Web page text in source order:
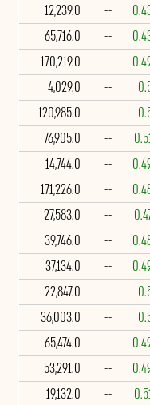
--
12,239.0
--
65,716.0
--
170,219.0
--
4,029.0
--
120,985.0
--
76,905.0
--
14,744.0
--
171,226.0
--
27,583.0
--
39,746.0
--
37,134.0
--
22,847.0
--
36,003.0
--
65,474.0
--
53,291.0
--
19,132.0